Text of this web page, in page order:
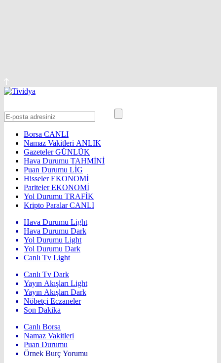
Borsa CANLI
Namaz Vakitleri ANLIK
GazetelerGÜNLÜK
Hava Durumu TAHMİNİ
Puan Durumu LİG
HisselerEKONOMİ
ParitelerEKONOMİ
Yol Durumu TRAFİK
Kripto ParalarCANLI
Hava Durumu Light
Hava Durumu Dark
Yol Durumu Light
Yol Durumu Dark
Canlı Tv Light
Canlı Tv Dark
Yayın Akışları Light
Yayın Akışları Dark
Nöbetçi Eczaneler
Son Dakika
Canlı Borsa
Namaz Vakitleri
Puan Durumu
Örnek Burç Yorumu